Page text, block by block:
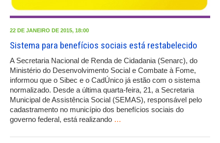
22 DE JANEIRO DE 2015, 18:00
Sistema para benefícios sociais está restabelecido
A Secretaria Nacional de Renda de Cidadania (Senarc), do
Ministério do Desenvolvimento Social e Combate à Fome,
informou que o Sibec e o CadÚnico já estão com o sistema
normalizado. Desde a última quarta-feira, 21, a Secretaria
Municipal de Assistência Social (SEMAS), responsável pelo
cadastramento no município dos benefícios sociais do
governo federal, está realizando …